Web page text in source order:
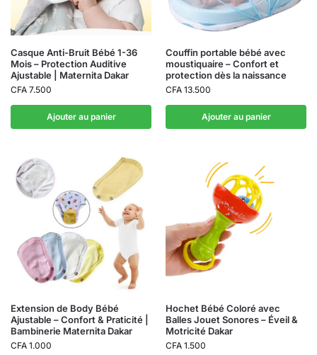
Casque Anti-Bruit Bébé 1-36
Mois – Protection Auditive
Ajustable | Maternita Dakar
CFA 7.500
Ajouter au panier
Couffin portable bébé avec
moustiquaire – Confort et
protection dès la naissance
CFA 13.500
Ajouter au panier
Extension de Body Bébé
Ajustable – Confort & Praticité |
Bambinerie Maternita Dakar
CFA 1.000
Hochet Bébé Coloré avec
Balles Jouet Sonores – Éveil &
Motricité Dakar
CFA 1.500